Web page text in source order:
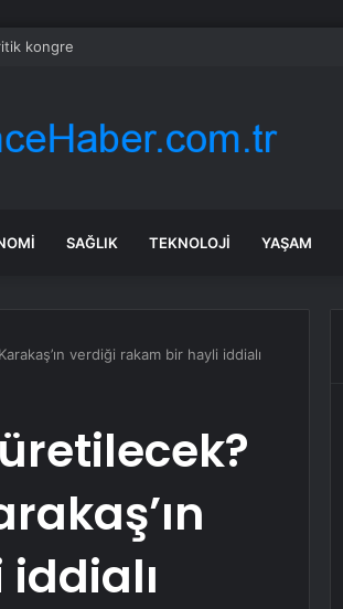
kongre
SAĞLIK TEKNOLOJI YAŞAM
verdiği rakam bir hayli iddialı